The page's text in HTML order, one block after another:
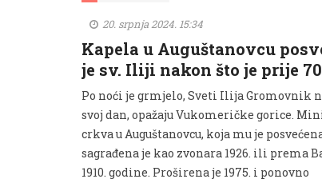
20. srpnja 2024. 15:34
Kapela u Auguštanovcu
je sv. Iliji nakon što je prije
Po noći je grmjelo, Sveti Ilija Gromovnik
svoj dan, opažaju Vukomeričke gorice.
crkva u Auguštanovcu, koja mu je
sagrađena je kao zvonara 1926. ili prema
1910. godine. Proširena je 1975. i ponovno